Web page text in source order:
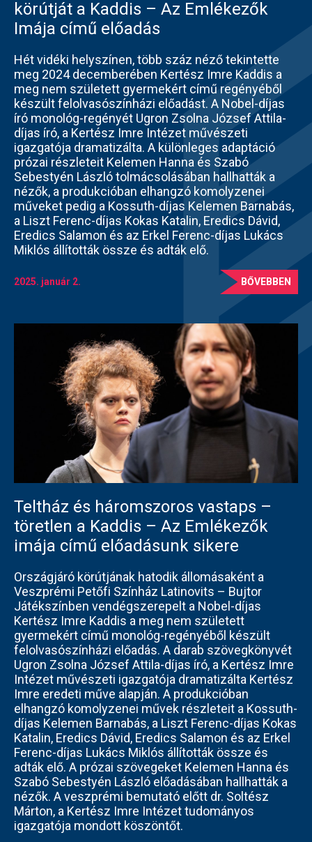
körútját a Kaddis – Az Emlékezők
Imája című előadás
Hét vidéki helyszínen, több száz néző tekintette
meg 2024 decemberében Kertész Imre Kaddis a
meg nem született gyermekért című regényéből
készült felolvasószínházi előadást. A Nobel-díjas
író monológ-regényét Ugron Zsolna József Attila-
díjas író, a Kertész Imre Intézet művészeti
igazgatója dramatizálta. A különleges adaptáció
prózai részleteit Kelemen Hanna és Szabó
Sebestyén László tolmácsolásában hallhatták a
nézők, a produkcióban elhangzó komolyzenei
műveket pedig a Kossuth-díjas Kelemen Barnabás,
a Liszt Ferenc-díjas Kokas Katalin, Eredics Dávid,
Eredics Salamon és az Erkel Ferenc-díjas Lukács
Miklós állították össze és adták elő.
2025. január 2. BŐVEBBEN
Teltház és háromszoros vastaps –
töretlen a Kaddis – Az Emlékezők
imája című előadásunk sikere
Országjáró körútjának hatodik állomásaként a
Veszprémi Petőfi Színház Latinovits – Bujtor
Játékszínben vendégszerepelt a Nobel-díjas
Kertész Imre Kaddis a meg nem született
gyermekért című monológ-regényéből készült
felolvasószínházi előadás. A darab szövegkönyvét
Ugron Zsolna József Attila-díjas író, a Kertész Imre
Intézet művészeti igazgatója dramatizálta Kertész
Imre eredeti műve alapján. A produkcióban
elhangzó komolyzenei művek részleteit a Kossuth-
díjas Kelemen Barnabás, a Liszt Ferenc-díjas Kokas
Katalin, Eredics Dávid, Eredics Salamon és az Erkel
Ferenc-díjas Lukács Miklós állították össze és
adták elő. A prózai szövegeket Kelemen Hanna és
Szabó Sebestyén László előadásában hallhatták a
nézők. A veszprémi bemutató előtt dr. Soltész
Márton, a Kertész Imre Intézet tudományos
igazgatója mondott köszöntőt.